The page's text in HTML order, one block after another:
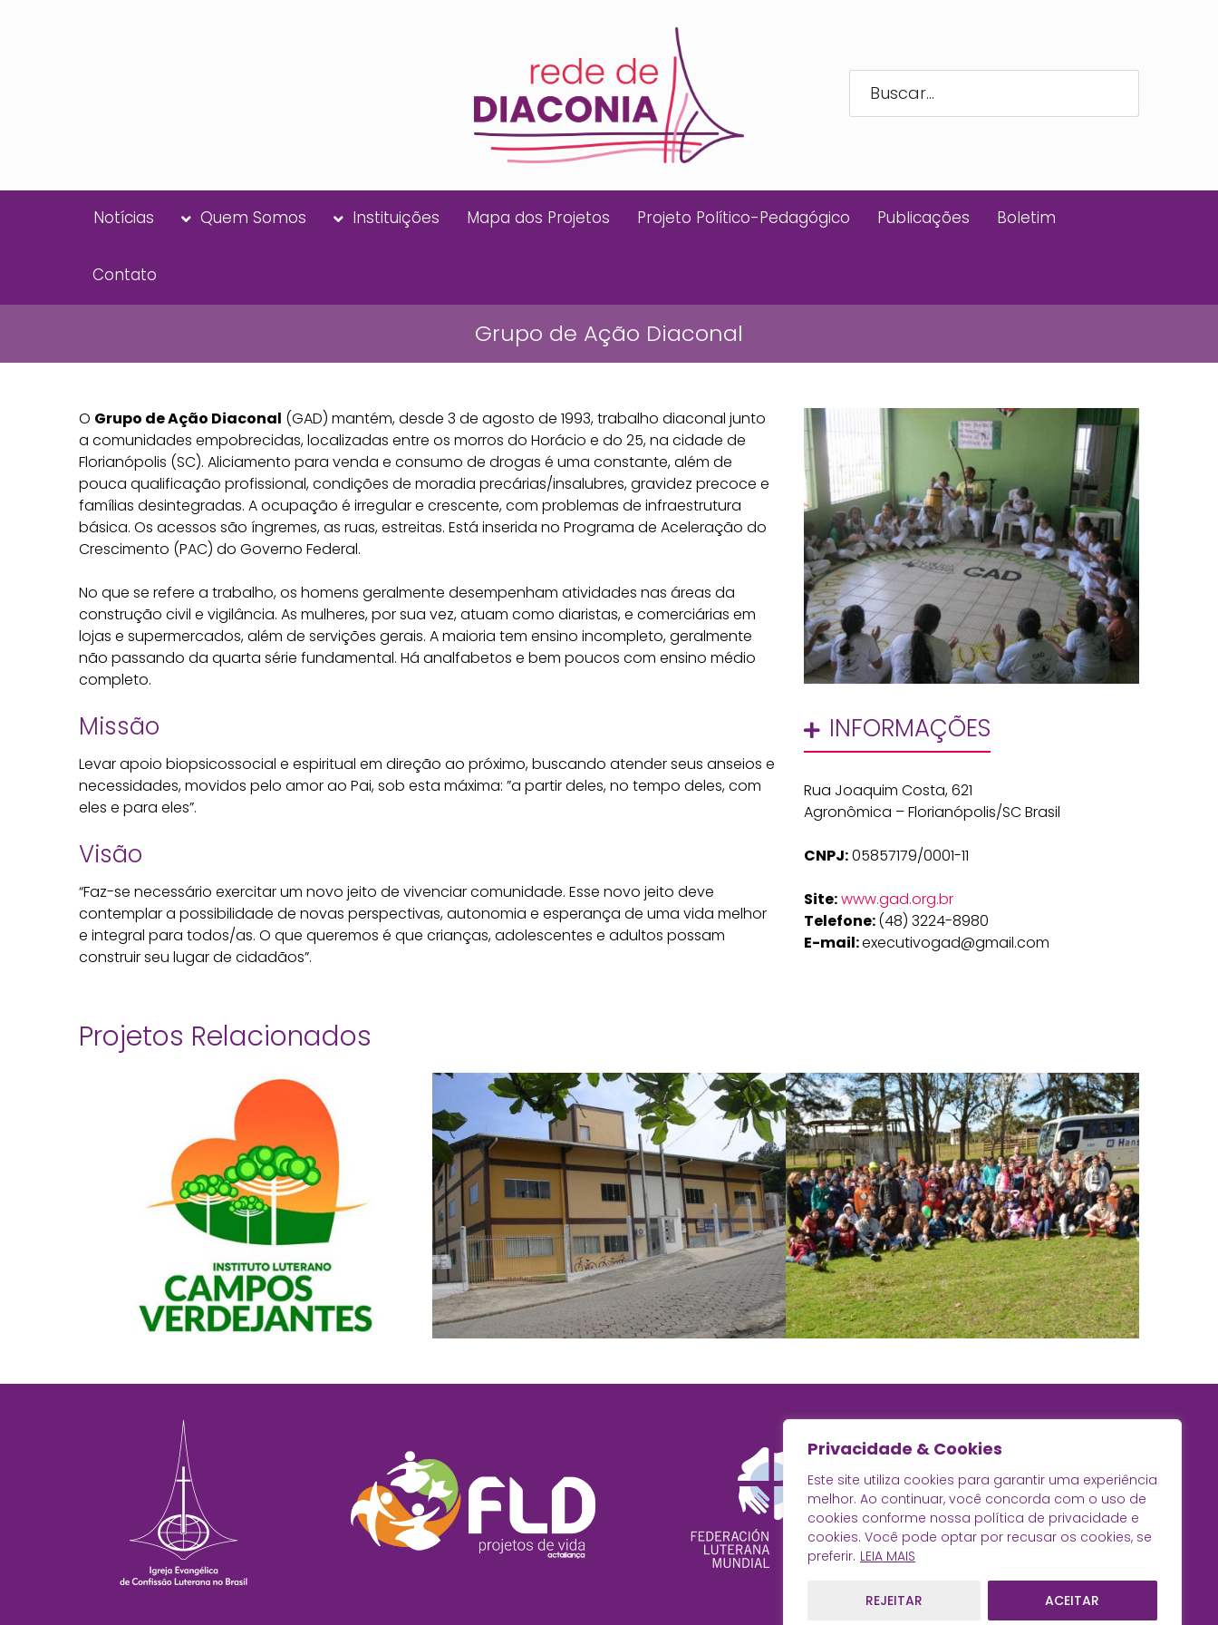
Privacidade & Cookies
Este site utiliza cookies para garantir uma experiência
melhor. Ao continuar, você concorda com o uso de
cookies conforme nossa política de privacidade e
cookies. Você pode optar por recusar os cookies, se
preferir. LEIA MAIS
REJEITAR ACEITAR
Notícias Quem Somos Instituições Mapa dos Projetos Projeto Político-Pedagógico Publicações Boletim
Contato
Grupo de Ação Diaconal
O Grupo de Ação Diaconal (GAD) mantém, desde 3 de agosto de 1993, trabalho diaconal junto
a comunidades empobrecidas, localizadas entre os morros do Horácio e do 25, na cidade de
Florianópolis (SC). Aliciamento para venda e consumo de drogas é uma constante, além de
pouca qualificação profissional, condições de moradia precárias/insalubres, gravidez precoce e
famílias desintegradas. A ocupação é irregular e crescente, com problemas de infraestrutura
básica. Os acessos são íngremes, as ruas, estreitas. Está inserida no Programa de Aceleração do
Crescimento (PAC) do Governo Federal.
No que se refere a trabalho, os homens geralmente desempenham atividades nas áreas da
construção civil e vigilância. As mulheres, por sua vez, atuam como diaristas, e comerciárias em
lojas e supermercados, além de servições gerais. A maioria tem ensino incompleto, geralmente
não passando da quarta série fundamental. Há analfabetos e bem poucos com ensino médio
completo.
Missão
Levar apoio biopsicossocial e espiritual em direção ao próximo, buscando atender seus anseios e
necessidades, movidos pelo amor ao Pai, sob esta máxima: ”a partir deles, no tempo deles, com
eles e para eles”.
Visão
“Faz-se necessário exercitar um novo jeito de vivenciar comunidade. Esse novo jeito deve
contemplar a possibilidade de novas perspectivas, autonomia e esperança de uma vida melhor
e integral para todos/as. O que queremos é que crianças, adolescentes e adultos possam
construir seu lugar de cidadãos”.
INFORMAÇÕES
Rua Joaquim Costa, 621
Agronômica – Florianópolis/SC Brasil
CNPJ:05857179/0001-11
Site:www.gad.org.br
Telefone:(48) 3224-8980
E-mail:executivogad@gmail.com
Projetos Relacionados